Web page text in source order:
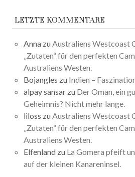
LETZTE KOMMENTARE
Anna zuAustraliens Westcoast
„Zutaten“ für den perfekten
Australiens Westen.
Bojangles zu Indien –
alpay sansar zu Der Oman, ein
Geheimnis? Nicht mehr lange.
liloss zuAustraliens Westcoast
„Zutaten“ für den perfekten
Australiens Westen.
Elfenland zu La Gomera pfeift
auf der kleinen Kanareninsel.